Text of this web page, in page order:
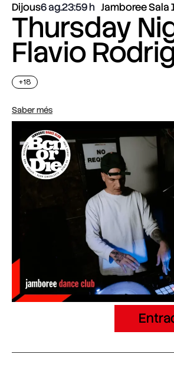
Dijous6 ag.23:59 Jamboree Sala
Thursday
Flavio
+18
Saber més